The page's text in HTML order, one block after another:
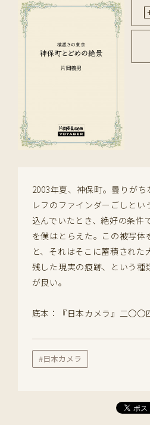
2003年夏、神保町。曇りが
レフのファインダーごしとい
込んでいたとき、絶好の条件
を僕はとらえた。この被写体
と、それはそこに蓄積された
残した現実の痕跡、という種
が良い。
底本：『日本カメラ』二〇〇
#日本カメラ